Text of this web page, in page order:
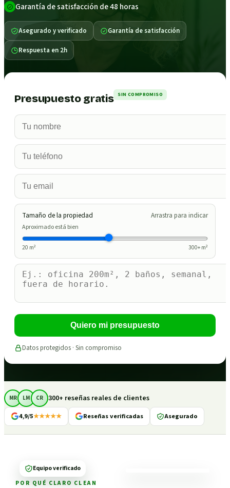
Garantía de satisfacción de 48 horas
Asegurado y verificado Garantía de satisfacción
Respuesta en 2h
Presupuesto gratis SIN COMPROMISO
Tamaño de la propiedad Arrastra para indicar
Aproximado está bien
20 m² 300+ m²
Quiero mi presupuesto
Datos protegidos · Sin compromiso
MR LM CR 300+ reseñas reales de clientes
4,9/5★★★★★ Reseñas verificadas Asegurado
POR QUÉ CLARO CLEAN
Equipo verificado